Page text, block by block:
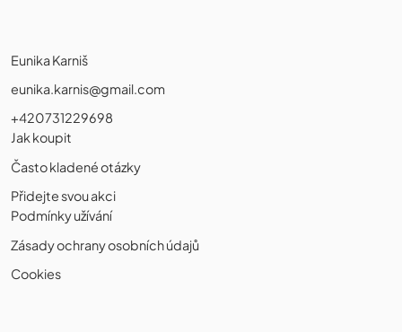
Eunika Karniš
eunika.karnis@gmail.com
+420731229698
Jak koupit
Často kladené otázky
Přidejte svou akci
Podmínky užívání
Zásady ochrany osobních údajů
Cookies